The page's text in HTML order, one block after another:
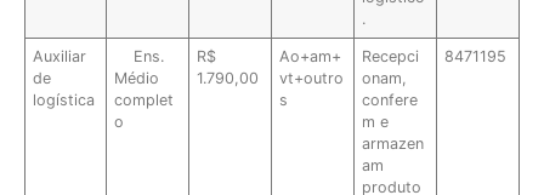
.
Auxiliar
de
logística
Ens.
Médio
complet
o
R$
1.790,00
Ao+am+
vt+outro
s
Recepci
onam,
confere
m e
armazen
am
produto
8471195